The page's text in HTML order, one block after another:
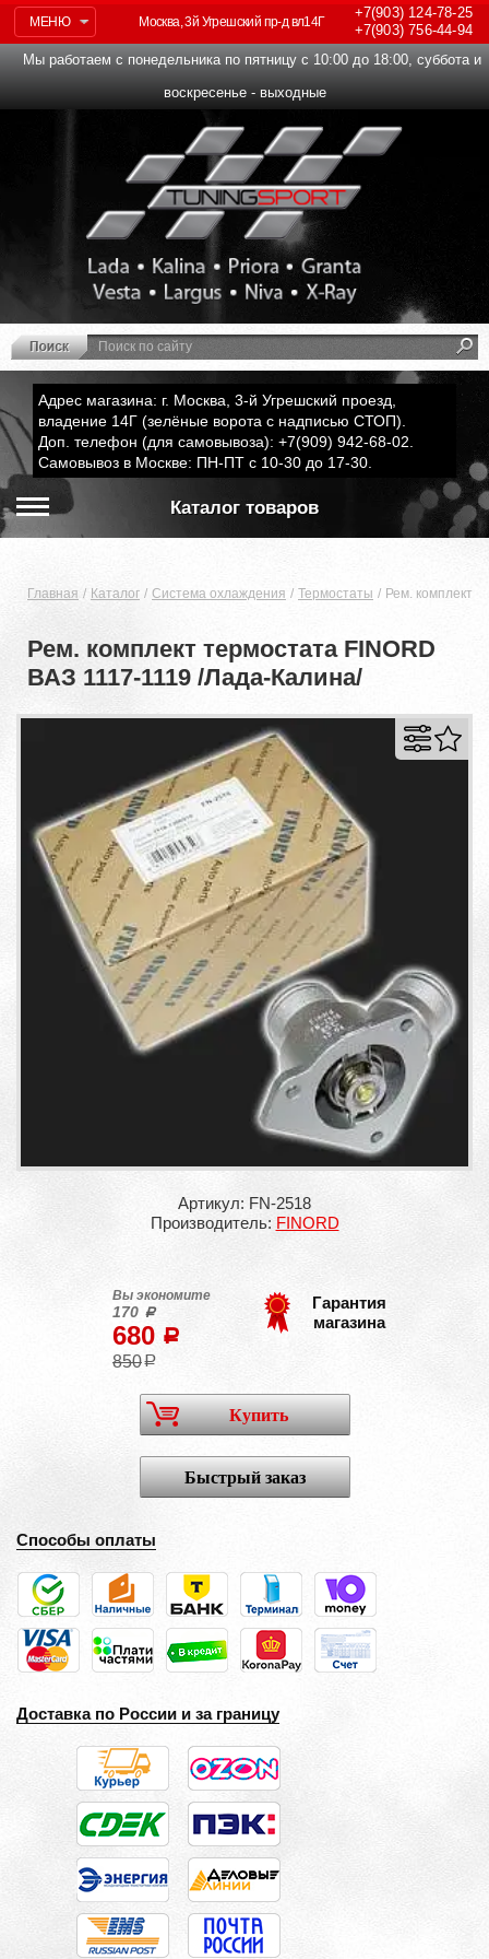
МЕНЮ
+7(903)124-78-25
+7(903)756-44-94
Москва, 3й Угрешский пр-д вл14Г
Мы работаем с понедельника по пятницу с 10:00 до 18:00, суббота и
воскресенье - выходные
Адрес магазина: г. Москва, 3-й Угрешский проезд,
владение 14Г (зелёные ворота с надписью СТОП).
Доп. телефон (для самовывоза): +7(909) 942-68-02.
Самовывоз в Москве: ПН-ПТ с 10-30 до 17-30.
Каталог товаров
Главная Каталог Система охлаждения Термостаты Рем. комплект
Рем. комплект термостата FINORD
ВАЗ 1117-1119 /Лада-Калина/
Артикул: FN-2518
Производитель: FINORD
Вы экономите
170 a
680 a
850a
Гарантия
магазина
Купить
Быстрый заказ
Способы оплаты
Доставка по России и за границу